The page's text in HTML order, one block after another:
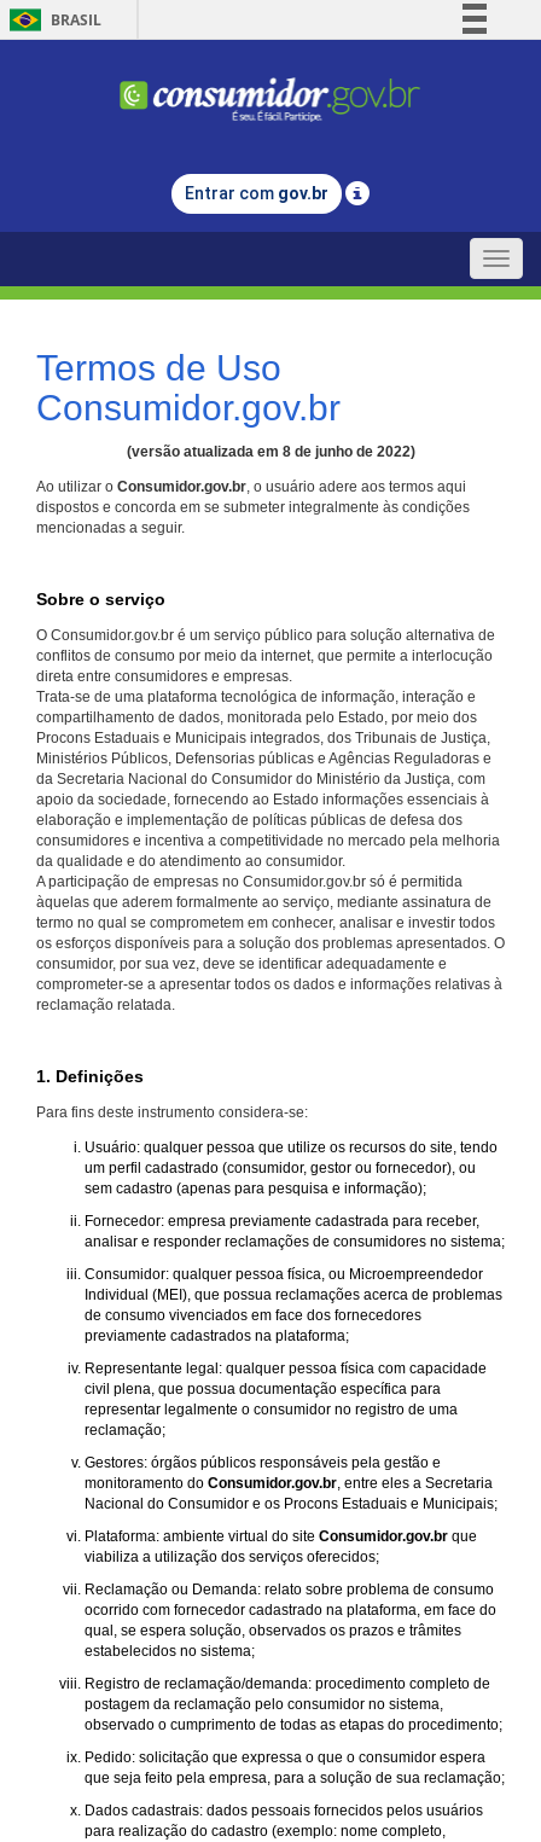
BRASIL
Comunica BR
Legislação
Entrar com gov.br
Toggle
Termos de Uso
Consumidor.gov.br
(versão atualizada em 8 de junho de 2022)
Ao utilizar o Consumidor.gov.br, o usuário adere aos termos aqui
dispostos e concorda em se submeter integralmente às condições
mencionadas a seguir.
Sobre o serviço
O Consumidor.gov.br é um serviço público para solução alternativa de
conflitos de consumo por meio da internet, que permite a interlocução
direta entre consumidores e empresas.
Trata-se de uma plataforma tecnológica de informação, interação e
compartilhamento de dados, monitorada pelo Estado, por meio dos
Procons Estaduais e Municipais integrados, dos Tribunais de Justiça,
Ministérios Públicos, Defensorias públicas e Agências Reguladoras e
da Secretaria Nacional do Consumidor do Ministério da Justiça, com
apoio da sociedade, fornecendo ao Estado informações essenciais à
elaboração e implementação de políticas públicas de defesa dos
consumidores e incentiva a competitividade no mercado pela melhoria
da qualidade e do atendimento ao consumidor.
A participação de empresas no Consumidor.gov.br só é permitida
àquelas que aderem formalmente ao serviço, mediante assinatura de
termo no qual se comprometem em conhecer, analisar e investir todos
os esforços disponíveis para a solução dos problemas apresentados. O
consumidor, por sua vez, deve se identificar adequadamente e
comprometer-se a apresentar todos os dados e informações relativas à
reclamação relatada.
1. Definições
Para fins deste instrumento considera-se:
Usuário: qualquer pessoa que utilize os recursos do site, tendo
um perfil cadastrado (consumidor, gestor ou fornecedor), ou
sem cadastro (apenas para pesquisa e informação);
Fornecedor: empresa previamente cadastrada para receber,
analisar e responder reclamações de consumidores no sistema;
Consumidor: qualquer pessoa física, ou Microempreendedor
Individual (MEI), que possua reclamações acerca de problemas
de consumo vivenciados em face dos fornecedores
previamente cadastrados na plataforma;
Representante legal: qualquer pessoa física com capacidade
civil plena, que possua documentação específica para
representar legalmente o consumidor no registro de uma
reclamação;
Gestores: órgãos públicos responsáveis pela gestão e
monitoramento do Consumidor.gov.br, entre eles a Secretaria
Nacional do Consumidor e os Procons Estaduais e Municipais;
Plataforma: ambiente virtual do site Consumidor.gov.br que
viabiliza a utilização dos serviços oferecidos;
Reclamação ou Demanda: relato sobre problema de consumo
ocorrido com fornecedor cadastrado na plataforma, em face do
qual, se espera solução, observados os prazos e trâmites
estabelecidos no sistema;
Registro de reclamação/demanda: procedimento completo de
postagem da reclamação pelo consumidor no sistema,
observado o cumprimento de todas as etapas do procedimento;
Pedido: solicitação que expressa o que o consumidor espera
que seja feito pela empresa, para a solução de sua reclamação;
Dados cadastrais: dados pessoais fornecidos pelos usuários
para realização do cadastro (exemplo: nome completo,